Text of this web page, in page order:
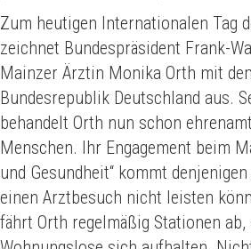
Zum heutigen Internationalen Tag
zeichnet Bundespräsident Frank-
Mainzer Ärztin Monika Orth mit
Bundesrepublik Deutschland aus.
behandelt Orth nun schon
Menschen. Ihr Engagement beim
und Gesundheit“ kommt
einen Arztbesuch nicht leisten
fährt Orth regelmäßig Stationen ab,